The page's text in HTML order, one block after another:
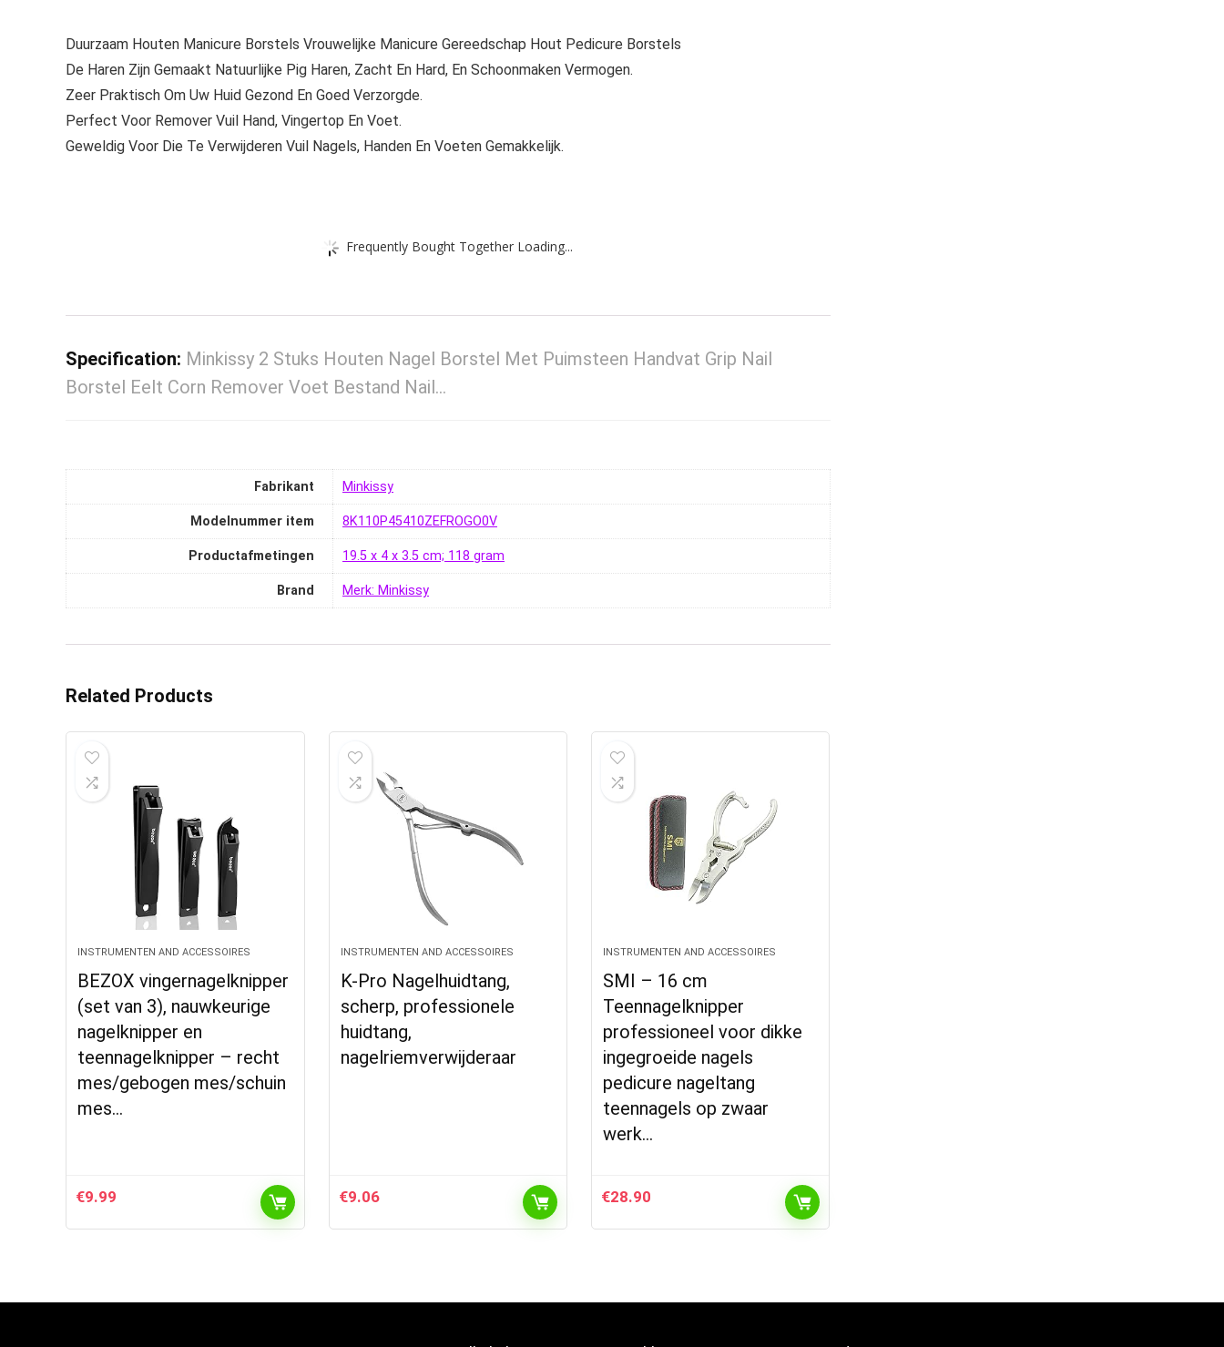
Duurzaam Houten Manicure Borstels Vrouwelijke Manicure Gereedschap Hout Pedicure Borstels
De Haren Zijn Gemaakt Natuurlijke Pig Haren, Zacht En Hard, En Schoonmaken Vermogen.
Zeer Praktisch Om Uw Huid Gezond En Goed Verzorgde.
Perfect Voor Remover Vuil Hand, Vingertop En Voet.
Geweldig Voor Die Te Verwijderen Vuil Nagels, Handen En Voeten Gemakkelijk.
Frequently Bought Together Loading...
Specification: Minkissy 2 Stuks Houten Nagel Borstel Met Puimsteen Handvat Grip Nail
Borstel Eelt Corn Remover Voet Bestand Nail…
Fabrikant ‎Minkissy
Modelnummer item ‎8K110P45410ZEFROGO0V
Productafmetingen ‎19.5 x 4 x 3.5 cm; 118 gram
Brand Merk: Minkissy
Related Products
INSTRUMENTEN AND ACCESSOIRES
BEZOX vingernagelknipper
(set van 3), nauwkeurige
nagelknipper en
teennagelknipper – recht
mes/gebogen mes/schuin
mes…
€9.99
INSTRUMENTEN AND ACCESSOIRES
K-Pro Nagelhuidtang,
scherp, professionele
huidtang,
nagelriemverwijderaar
€9.06
INSTRUMENTEN AND ACCESSOIRES
SMI – 16 cm
Teennagelknipper
professioneel voor dikke
ingegroeide nagels
pedicure nageltang
teennagels op zwaar
werk…
€28.90